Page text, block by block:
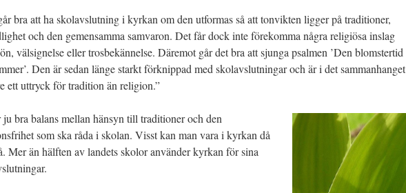
bra att ha skolavslutning i kyrkan om den utformas så att tonvikten ligger på traditioner,
och den gemensamma samvaron. Det får dock inte förekomma några religiösa inslag
välsignelse eller trosbekännelse. Däremot går det bra att sjunga psalmen ’Den blomstertid
Den är sedan länge starkt förknippad med skolavslutningar och är i det sammanhanget
ett uttryck för tradition än religion.”
ju bra balans mellan hänsyn till traditioner och den
som ska råda i skolan. Visst kan man vara i kyrkan då
Mer än hälften av landets skolor använder kyrkan för sina